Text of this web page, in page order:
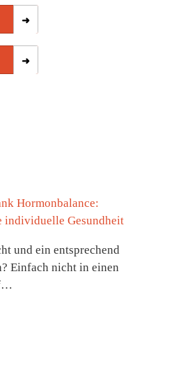
Hormonbalance:
individuelle Gesundheit
und ein entsprechend
Einfach nicht in einen